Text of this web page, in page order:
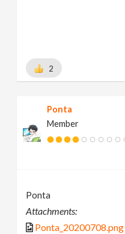
2
Ponta
Member
Ponta
Attachments:
Ponta_20200708.png